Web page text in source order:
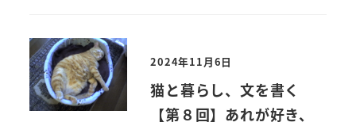
2024年11月6日
猫と暮らし、文を書く
【第８回】あれが好き、